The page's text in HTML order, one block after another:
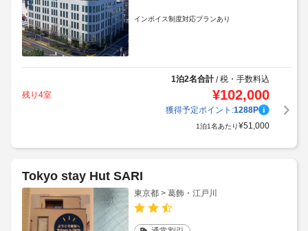
インボイス制度対応プランあり
1泊2名合計/税・手数料込
残り4室
¥102,000
獲得予定ポイント:1288P
1泊1名あたり¥51,000
Tokyo stay Hut SARI
東京都 > 葛飾・江戸川